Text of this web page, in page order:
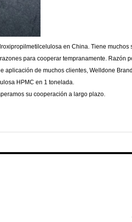
en China. Tiene muchos
para cooperar tempranamente. Razón
aplicación de muchos clientes, Welldone
HPMC en 1 tonelada.
su cooperación a largo plazo.